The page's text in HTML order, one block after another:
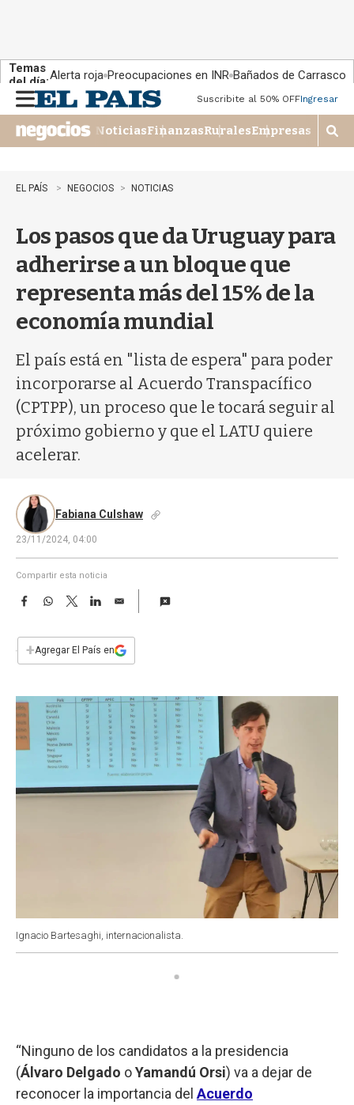
Temas
del día:Alerta roja Preocupaciones en INR Bañados de Carrasco
n
u
Suscribite al 50% OFFIngresar
NoticiasFinanzasRuralesEmpresas
M
o
r
b
a
EL PAÍS NEGOCIOS NOTICIAS
Los pasos que da Uruguay para
adherirse a un bloque que
representa más del 15% de la
economía mundial
El país está en "lista de espera" para poder
incorporarse al Acuerdo Transpacífico
(CPTPP), un proceso que le tocará seguir al
próximo gobierno y que el LATU quiere
acelerar.
Fabiana Culshaw
23/11/2024, 04:00
Compartir esta noticia
F
e
b
k
W
s
p
T
w
t
L
n
E
i
l
+Agregar El País en
Ignacio Bartesaghi, internacionalista.
“Ninguno de los candidatos a la presidencia
(Álvaro Delgado oYamandú Orsi) va a dejar de
reconocer la importancia del Acuerdo